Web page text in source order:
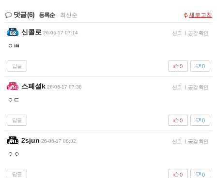
댓글(6) 등록순 최신순 새로고침
신콜로 26-06-17 07:14 신고 | 공감 확인
ㅇㅃ
답글 0
0
스페셜k 26-06-17 07:38 신고 | 공감 확인
ㅇㄷ
답글 0
0
2sjun 26-06-17 08:02 신고 | 공감 확인
ㅇㅇ
답글 0
0